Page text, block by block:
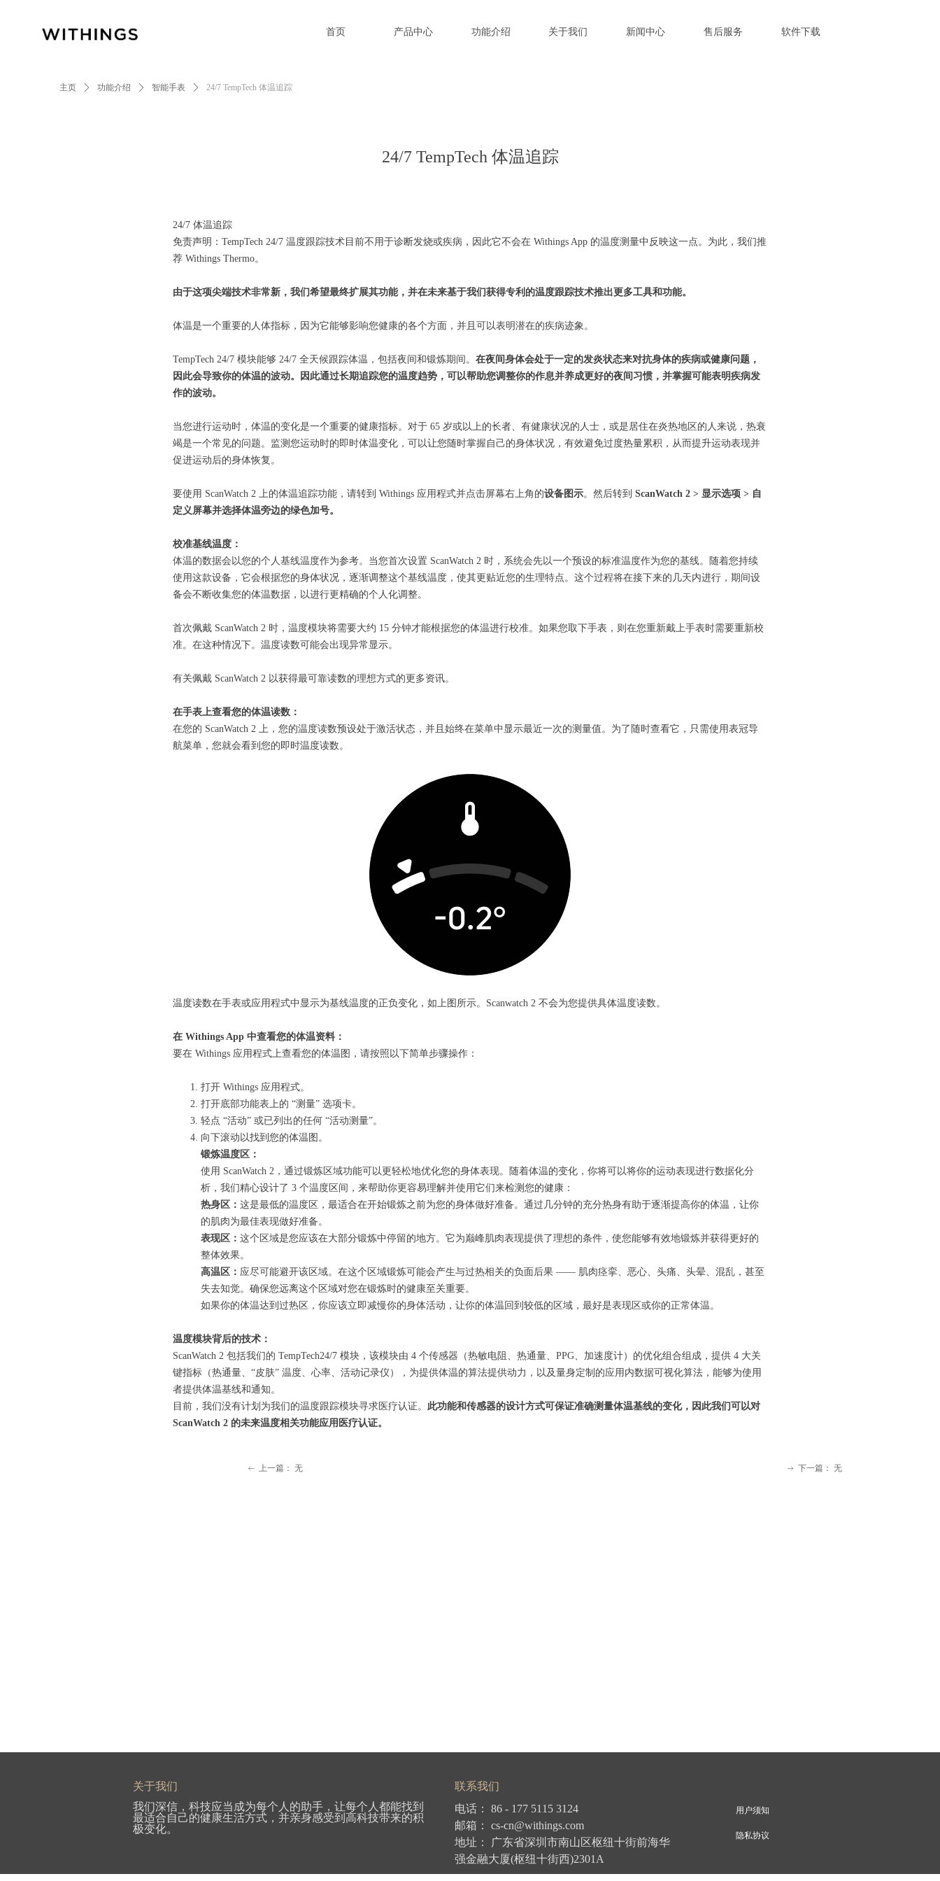
首页 产品中心 功能介绍 关于我们 新闻中心 售后服务 软件下载
24/7 TempTech 体温追踪
主页 ꄲ 功能介绍 ꄲ 智能手表 ꄲ 24/7 TempTech 体温追踪
24/7 体温追踪
免责声明：TempTech 24/7 温度跟踪技术目前不用于诊断发烧或疾病，因此它不会在 Withings App 的温度测量中反映这一点。为此，我们推
荐 Withings Thermo。
由于这项尖端技术非常新，我们希望最终扩展其功能，并在未来基于我们获得专利的温度跟踪技术推出更多工具和功能。
体温是一个重要的人体指标，因为它能够影响您健康的各个方面，并且可以表明潜在的疾病迹象。
TempTech 24/7 模块能够 24/7 全天候跟踪体温，包括夜间和锻炼期间。 在夜间身体会处于一定的发炎状态来对抗身体的疾病或健康问题，
因此会导致你的体温的波动。因此通过长期追踪您的温度趋势，可以帮助您调整你的作息并养成更好的夜间习惯，并掌握可能表明疾病发
作的波动。
当您进行运动时，体温的变化是一个重要的健康指标。对于 65 岁或以上的长者、有健康状况的人士，或是居住在炎热地区的人来说，热衰
竭是一个常见的问题。监测您运动时的即时体温变化，可以让您随时掌握自己的身体状况，有效避免过度热量累积，从而提升运动表现并
促进运动后的身体恢复。
要使用 ScanWatch 2 上的体温追踪功能，请转到 Withings 应用程式并点击屏幕右上角的设备图示。然后转到 ScanWatch 2 > 显示选项 > 自
定义屏幕并选择体温旁边的绿色加号。
校准基线温度：
体温的数据会以您的个人基线温度作为参考。当您首次设置 ScanWatch 2 时，系统会先以一个预设的标准温度作为您的基线。随着您持续
使用这款设备，它会根据您的身体状况，逐渐调整这个基线温度，使其更贴近您的生理特点。这个过程将在接下来的几天内进行，期间设
备会不断收集您的体温数据，以进行更精确的个人化调整。
首次佩戴 ScanWatch 2 时，温度模块将需要大约 15 分钟才能根据您的体温进行校准。如果您取下手表，则在您重新戴上手表时需要重新校
准。在这种情况下。温度读数可能会出现异常显示。
有关佩戴 ScanWatch 2 以获得最可靠读数的理想方式的更多资讯。
在手表上查看您的体温读数：
在您的 ScanWatch 2 上，您的温度读数预设处于激活状态，并且始终在菜单中显示最近一次的测量值。为了随时查看它，只需使用表冠导
航菜单，您就会看到您的即时温度读数。
温度读数在手表或应用程式中显示为基线温度的正负变化，如上图所示。Scanwatch 2 不会为您提供具体温度读数。
在 Withings App 中查看您的体温资料：
要在 Withings 应用程式上查看您的体温图，请按照以下简单步骤操作：
打开 Withings 应用程式。
打开底部功能表上的 “测量” 选项卡。
轻点 “活动” 或已列出的任何 “活动测量”。
向下滚动以找到您的体温图。
锻炼温度区：
使用 ScanWatch 2，通过锻炼区域功能可以更轻松地优化您的身体表现。随着体温的变化，你将可以将你的运动表现进行数据化分
析，我们精心设计了 3 个温度区间，来帮助你更容易理解并使用它们来检测您的健康：
热身区： 这是最低的温度区，最适合在开始锻炼之前为您的身体做好准备。通过几分钟的充分热身有助于逐渐提高你的体温，让你
的肌肉为最佳表现做好准备。
表现区： 这个区域是您应该在大部分锻炼中停留的地方。它为巅峰肌肉表现提供了理想的条件，使您能够有效地锻炼并获得更好的
整体效果。
高温区： 应尽可能避开该区域。在这个区域锻炼可能会产生与过热相关的负面后果 —— 肌肉痉挛、恶心、头痛、头晕、混乱，甚至
失去知觉。确保您远离这个区域对您在锻炼时的健康至关重要。
如果你的体温达到过热区，你应该立即减慢你的身体活动，让你的体温回到较低的区域，最好是表现区或你的正常体温。
温度模块背后的技术：
ScanWatch 2 包括我们的 TempTech24/7 模块，该模块由 4 个传感器（热敏电阻、热通量、PPG、加速度计）的优化组合组成，提供 4 大关
键指标（热通量、“皮肤” 温度、心率、活动记录仪），为提供体温的算法提供动力，以及量身定制的应用内数据可视化算法，能够为使用
者提供体温基线和通知。
目前，我们没有计划为我们的温度跟踪模块寻求医疗认证。 此功能和传感器的设计方式可保证准确测量体温基线的变化，因此我们可以对
ScanWatch 2 的未来温度相关功能应用医疗认证。
ꂃ 上一篇： 无 ꁹ 下一篇： 无
关于我们
我们深信，科技应当成为每个人的助手，让每个人都能找到
最适合自己的健康生活方式，并亲身感受到高科技带来的积
极变化。
联系我们
电话： 86 - 177 5115 3124
邮箱： cs-cn@withings.com
地址： 广东省深圳市南山区枢纽十街前海华
强金融大厦(枢纽十街西)2301A
用户须知
隐私协议